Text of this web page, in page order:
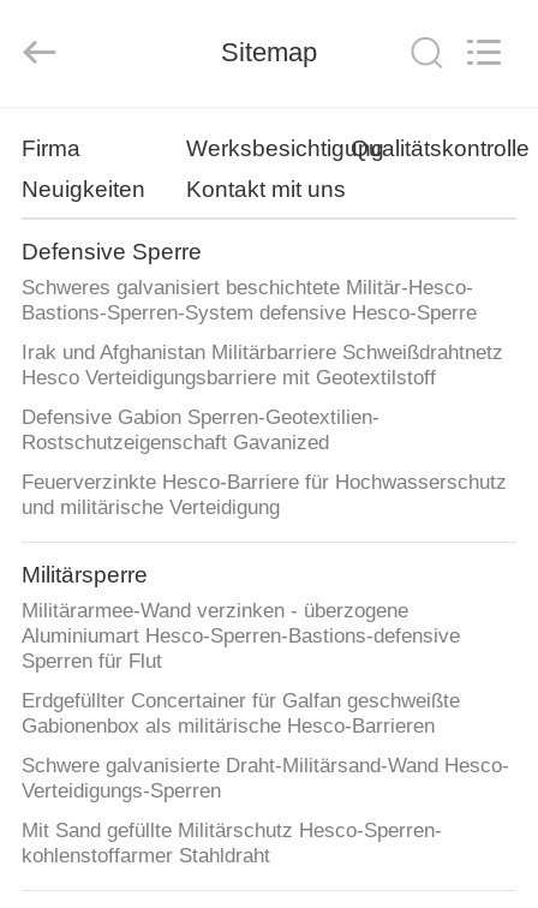
PRODUKTE
ÜBER
UNS
WERKSBESICHTIGUNG
QUALITÄTSKONTROLLE
KONTAKT
MIT
UNS
NACHRICHTEN
BITTE UM
EIN
ANGEBOT
Ltd..
Sitemap
Firma WerksbesichtigungQualitätskontrolle
Neuigkeiten
Kontakt mit uns
Defensive Sperre
Schweres galvanisiert beschichtete Militär-Hesco-
Bastions-Sperren-System defensive Hesco-Sperre
Irak und Afghanistan Militärbarriere Schweißdrahtnetz
Hesco Verteidigungsbarriere mit Geotextilstoff
Defensive Gabion Sperren-Geotextilien-
Rostschutzeigenschaft Gavanized
Feuerverzinkte Hesco-Barriere für Hochwasserschutz
und militärische Verteidigung
Militärsperre
Militärarmee-Wand verzinken - überzogene
Aluminiumart Hesco-Sperren-Bastions-defensive
Sperren für Flut
Erdgefüllter Concertainer für Galfan geschweißte
Gabionenbox als militärische Hesco-Barrieren
Schwere galvanisierte Draht-Militärsand-Wand Hesco-
Verteidigungs-Sperren
Mit Sand gefüllte Militärschutz Hesco-Sperren-
kohlenstoffarmer Stahldraht